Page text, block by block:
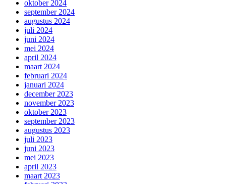
oktober 2024
september 2024
augustus 2024
juli 2024
juni 2024
mei 2024
april 2024
maart 2024
februari 2024
januari 2024
december 2023
november 2023
oktober 2023
september 2023
augustus 2023
juli 2023
juni 2023
mei 2023
april 2023
maart 2023